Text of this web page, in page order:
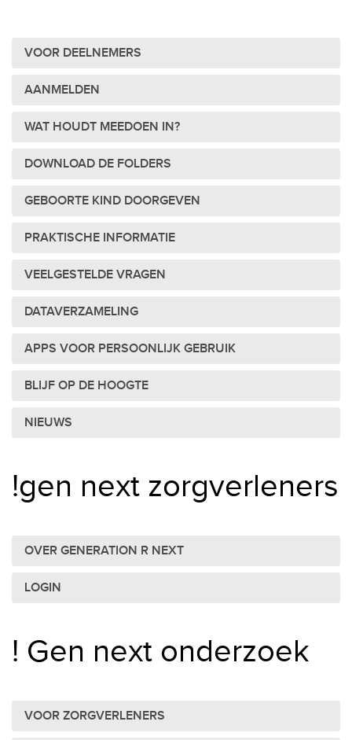
VOOR DEELNEMERS
AANMELDEN
WAT HOUDT MEEDOEN IN?
DOWNLOAD DE FOLDERS
GEBOORTE KIND DOORGEVEN
PRAKTISCHE INFORMATIE
VEELGESTELDE VRAGEN
DATAVERZAMELING
APPS VOOR PERSOONLIJK GEBRUIK
BLIJF OP DE HOOGTE
NIEUWS
!gen next zorgverleners
OVER GENERATION R NEXT
LOGIN
! Gen next onderzoek
VOOR ZORGVERLENERS